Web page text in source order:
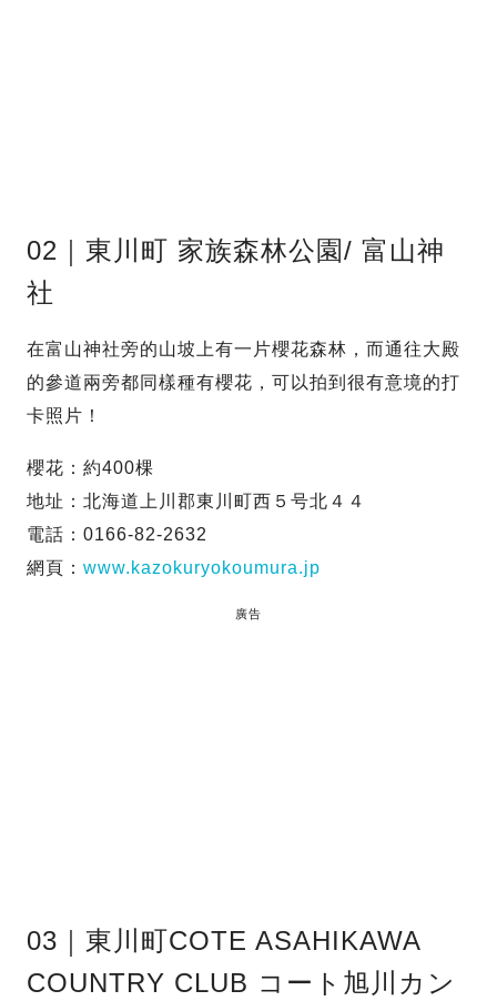
02｜東川町 家族森林公園/ 富山神
社
在富山神社旁的山坡上有一片櫻花森林，而通往大殿
的參道兩旁都同樣種有櫻花，可以拍到很有意境的打
卡照片！
櫻花：約400棵
地址：北海道上川郡東川町西５号北４４
電話：0166-82-2632
網頁： www.kazokuryokoumura.jp
廣告
03｜東川町COTE ASAHIKAWA
COUNTRY CLUB コート旭川カン